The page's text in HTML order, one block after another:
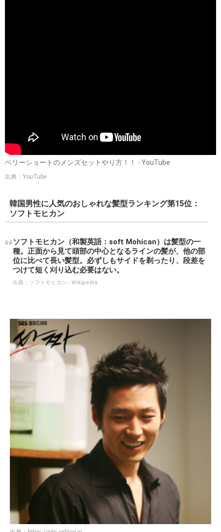
ベリーショートのメンズセットやり方！！ - YouTube
出典：YouTube
韓国男性に人気のおしゃれな髪型ランキング第15位：
ソフトモヒカン
ソフトモヒカン（和製英語：soft Mohican）は髪型の一
種。正面から見て頭部の中心となるラインの髪が、他の部
位に比べて長い髪型。必ずしもサイドを剃ったり、段差を
つけて短く刈り込む必要はない。
出典： ソフトモヒカン - Wikipedia